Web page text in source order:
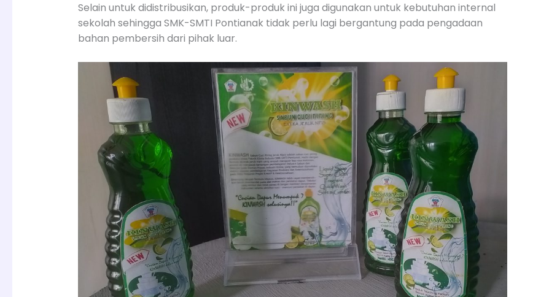
Selain untuk didistribusikan, produk-produk ini juga digunakan untuk kebutuhan internal
sekolah sehingga SMK-SMTI Pontianak tidak perlu lagi bergantung pada pengadaan
bahan pembersih dari pihak luar.